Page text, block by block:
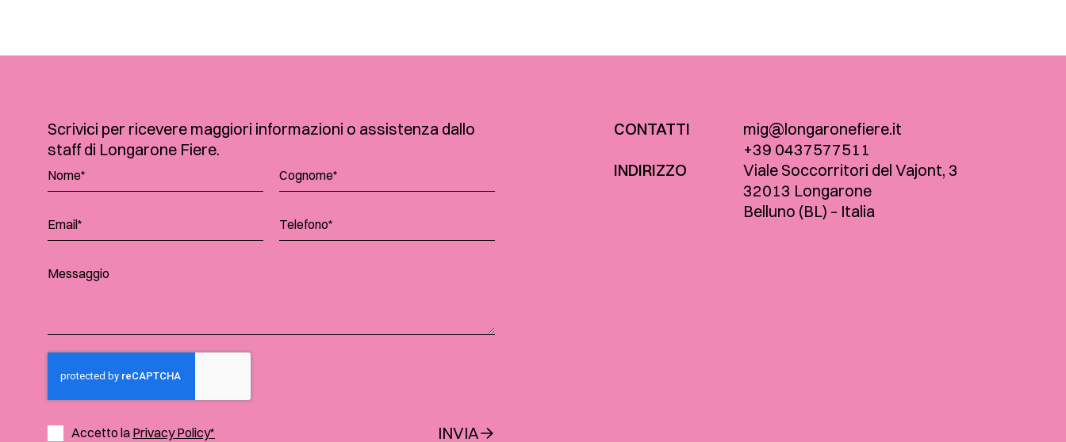
Scrivici per ricevere maggiori informazioni o assistenza dallo
staff di Longarone Fiere.
Accetto la Privacy Policy* INVIA
CONTATTI
mig@longaronefiere.it
+39 0437577511
INDIRIZZO
Viale Soccorritori del Vajont, 3
32013 Longarone
Belluno (BL) – Italia